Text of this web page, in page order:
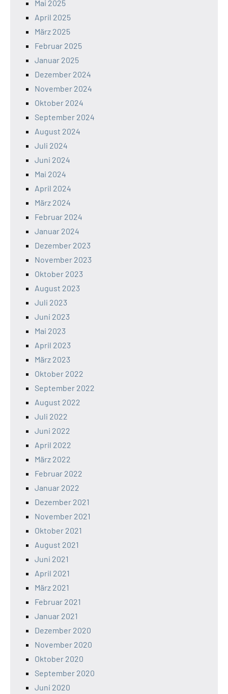
Mai 2025
April 2025
März 2025
Februar 2025
Januar 2025
Dezember 2024
November 2024
Oktober 2024
September 2024
August 2024
Juli 2024
Juni 2024
Mai 2024
April 2024
März 2024
Februar 2024
Januar 2024
Dezember 2023
November 2023
Oktober 2023
August 2023
Juli 2023
Juni 2023
Mai 2023
April 2023
März 2023
Oktober 2022
September 2022
August 2022
Juli 2022
Juni 2022
April 2022
März 2022
Februar 2022
Januar 2022
Dezember 2021
November 2021
Oktober 2021
August 2021
Juni 2021
April 2021
März 2021
Februar 2021
Januar 2021
Dezember 2020
November 2020
Oktober 2020
September 2020
Juni 2020